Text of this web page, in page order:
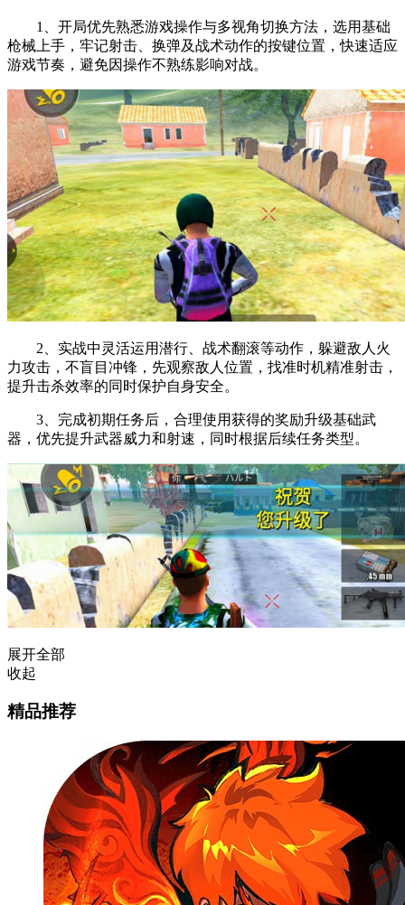
1、开局优先熟悉游戏操作与多视角切换方法，选用基础
枪械上手，牢记射击、换弹及战术动作的按键位置，快速适应
游戏节奏，避免因操作不熟练影响对战。
2、实战中灵活运用潜行、战术翻滚等动作，躲避敌人火
力攻击，不盲目冲锋，先观察敌人位置，找准时机精准射击，
提升击杀效率的同时保护自身安全。
3、完成初期任务后，合理使用获得的奖励升级基础武
器，优先提升武器威力和射速，同时根据后续任务类型。
展开全部
收起
精品推荐